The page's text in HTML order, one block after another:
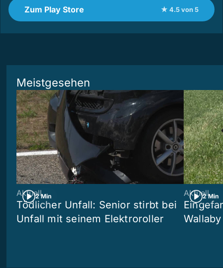
Zum Play Store ★ 4.5 von 5
Meistgesehen
2 Min
Aktuell
Tödlicher Unfall: Senior stirbt bei
Unfall mit seinem Elektroroller
2 Min
Aktuell